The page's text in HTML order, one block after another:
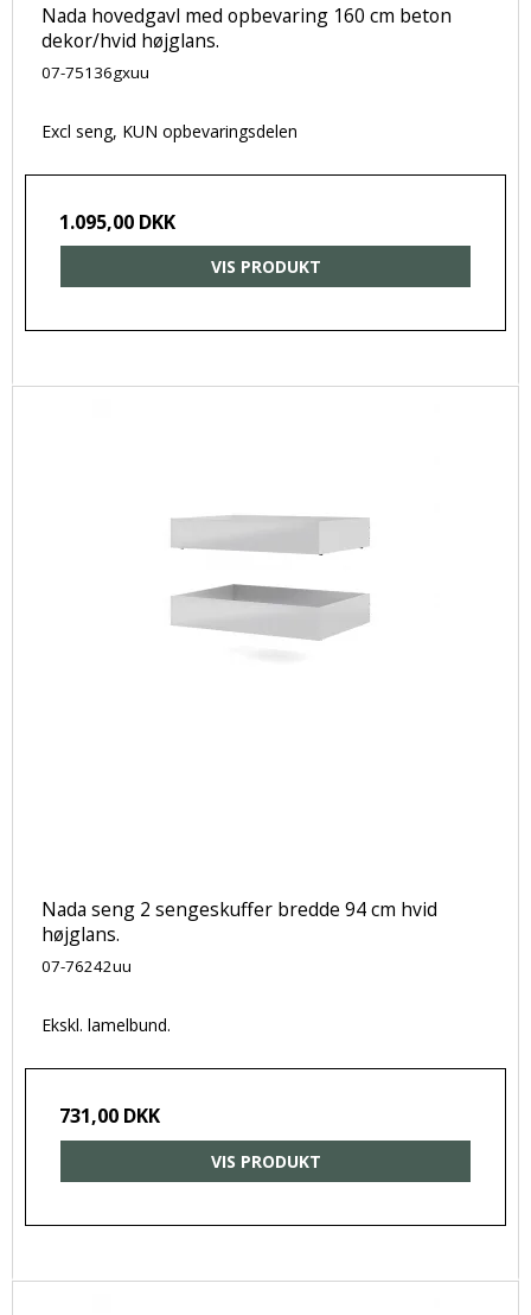
Nada hovedgavl med opbevaring 160 cm beton
dekor/hvid højglans.
07-75136gxuu
Excl seng, KUN opbevaringsdelen
1.095,00 DKK
VIS PRODUKT
Nada seng 2 sengeskuffer bredde 94 cm hvid
højglans.
07-76242uu
Ekskl. lamelbund.
731,00 DKK
VIS PRODUKT